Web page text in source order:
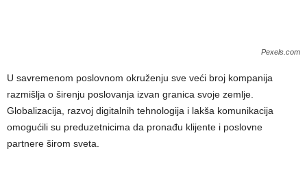
Pexels.com
U savremenom poslovnom okruženju sve veći broj kompanija
razmišlja o širenju poslovanja izvan granica svoje zemlje.
Globalizacija, razvoj digitalnih tehnologija i lakša komunikacija
omogućili su preduzetnicima da pronađu klijente i poslovne
partnere širom sveta.